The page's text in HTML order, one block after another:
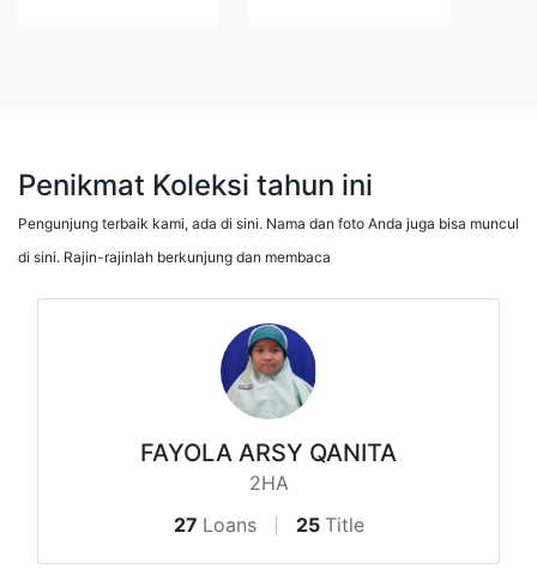
Penikmat Koleksi tahun ini
Pengunjung terbaik kami, ada di sini. Nama dan foto Anda juga bisa muncul
di sini. Rajin-rajinlah berkunjung dan membaca
FAYOLA ARSY QANITA
2HA
27 Loans 25 Title